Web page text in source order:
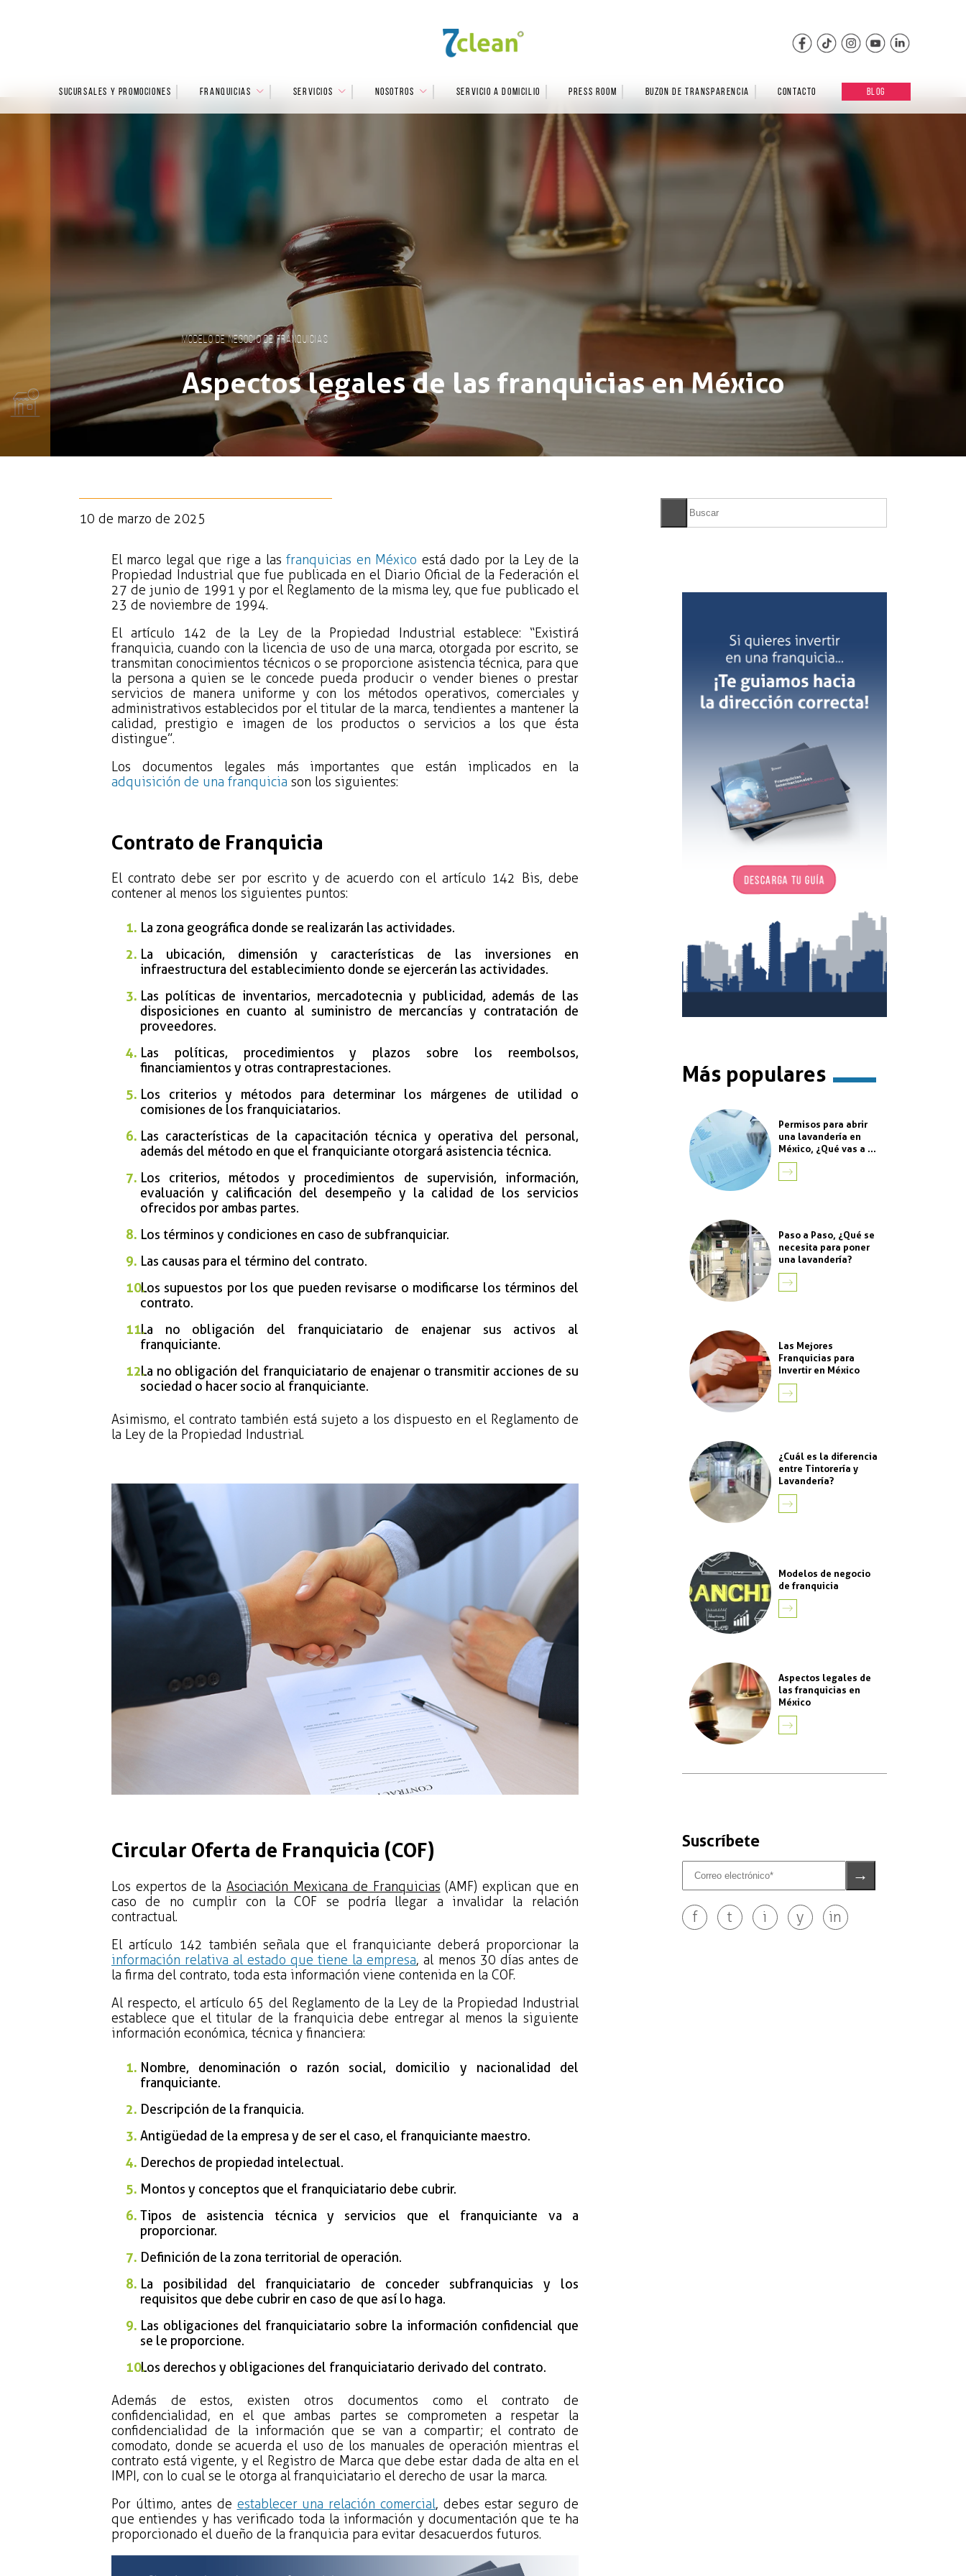
SUCURSALES Y PROMOCIONES FRANQUICIAS SERVICIOS NOSOTROS SERVICIO A DOMICILIO PRESS ROOM BUZON DE TRANSPARENCIA CONTACTO BLOG
Modelo de negocio de franquicias
Aspectos legales de las franquicias en México
10 de marzo de 2025
El marco legal que rige a lasfranquicias en México está dado por la Ley de la
Propiedad Industrial que fue publicada en el Diario Oficial de la Federación el
27 de junio de 1991 y por el Reglamento de la misma ley, que fue publicado el
23 de noviembre de 1994.
El artículo 142 de la Ley de la Propiedad Industrial establece: “Existirá
franquicia, cuando con la licencia de uso de una marca, otorgada por escrito, se
transmitan conocimientos técnicos o se proporcione asistencia técnica, para que
la persona a quien se le concede pueda producir o vender bienes o prestar
servicios de manera uniforme y con los métodos operativos, comerciales y
administrativos establecidos por el titular de la marca, tendientes a mantener la
calidad, prestigio e imagen de los productos o servicios a los que ésta
distingue”.
Los documentos legales más importantes que están implicados en la
adquisición de una franquicia son los siguientes:
Contrato de Franquicia
El contrato debe ser por escrito y de acuerdo con el artículo 142 Bis, debe
contener al menos los siguientes puntos:
La zona geográfica donde se realizarán las actividades.
La ubicación, dimensión y características de las inversiones en
infraestructura del establecimiento donde se ejercerán las actividades.
Las políticas de inventarios, mercadotecnia y publicidad, además de las
disposiciones en cuanto al suministro de mercancías y contratación de
proveedores.
Las políticas, procedimientos y plazos sobre los reembolsos,
financiamientos y otras contraprestaciones.
Los criterios y métodos para determinar los márgenes de utilidad o
comisiones de los franquiciatarios.
Las características de la capacitación técnica y operativa del personal,
además del método en que el franquiciante otorgará asistencia técnica.
Los criterios, métodos y procedimientos de supervisión, información,
evaluación y calificación del desempeño y la calidad de los servicios
ofrecidos por ambas partes.
Los términos y condiciones en caso de subfranquiciar.
Las causas para el término del contrato.
Los supuestos por los que pueden revisarse o modificarse los términos del
contrato.
La no obligación del franquiciatario de enajenar sus activos al
franquiciante.
La no obligación del franquiciatario de enajenar o transmitir acciones de su
sociedad o hacer socio al franquiciante.
Asimismo, el contrato también está sujeto a los dispuesto en el Reglamento de
la Ley de la Propiedad Industrial.
Circular Oferta de Franquicia (COF)
Los expertos de laAsociación Mexicana de Franquicias (AMF) explican que en
caso de no cumplir con la COF se podría llegar a invalidar la relación
contractual.
El artículo 142 también señala que el franquiciante deberá proporcionar la
información relativa al estado que tiene la empresa, al menos 30 días antes de
la firma del contrato, toda esta información viene contenida en la COF.
Al respecto, el artículo 65 del Reglamento de la Ley de la Propiedad Industrial
establece que el titular de la franquicia debe entregar al menos la siguiente
información económica, técnica y financiera:
Nombre, denominación o razón social, domicilio y nacionalidad del
franquiciante.
Descripción de la franquicia.
Antigüedad de la empresa y de ser el caso, el franquiciante maestro.
Derechos de propiedad intelectual.
Montos y conceptos que el franquiciatario debe cubrir.
Tipos de asistencia técnica y servicios que el franquiciante va a
proporcionar.
Definición de la zona territorial de operación.
La posibilidad del franquiciatario de conceder subfranquicias y los
requisitos que debe cubrir en caso de que así lo haga.
Las obligaciones del franquiciatario sobre la información confidencial que
se le proporcione.
Los derechos y obligaciones del franquiciatario derivado del contrato.
Además de estos, existen otros documentos como el contrato de
confidencialidad, en el que ambas partes se comprometen a respetar la
confidencialidad de la información que se van a compartir; el contrato de
comodato, donde se acuerda el uso de los manuales de operación mientras el
contrato está vigente, y el Registro de Marca que debe estar dada de alta en el
IMPI, con lo cual se le otorga al franquiciatario el derecho de usar la marca.
Por último, antes de establecer una relación comercial, debes estar seguro de
que entiendes y has verificado toda la información y documentación que te ha
proporcionado el dueño de la franquicia para evitar desacuerdos futuros.
Más populares
Permisos para abrir
una lavandería en
México, ¿Qué vas a ...
LEER
MÁS
Paso a Paso, ¿Qué se
necesita para poner
una lavandería?
LEER
MÁS
Las Mejores
Franquicias para
Invertir en México
LEER
MÁS
¿Cuál es la diferencia
entre Tintorería y
Lavandería?
LEER
MÁS
Modelos de negocio
de franquicia
LEER
MÁS
Aspectos legales de
las franquicias en
México
LEER
MÁS
Suscríbete
f t i y in